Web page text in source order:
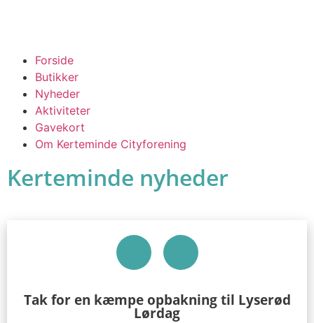
Forside
Butikker
Nyheder
Aktiviteter
Gavekort
Om Kerteminde Cityforening
Kerteminde nyheder
Tak for en kæmpe opbakning til Lyserød
Lørdag